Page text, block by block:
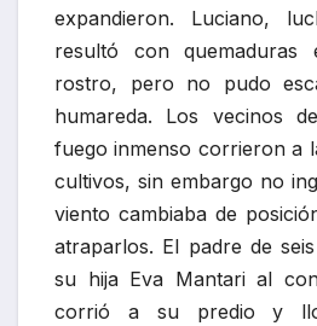
expandieron. Luciano,
resultó con
rostro, pero no pudo
humareda. Los vecinos
fuego inmenso corrieron a
cultivos, sin embargo no
viento cambiaba de
atraparlos. El padre de
su hija Eva Mantari al
corrió a su predio y